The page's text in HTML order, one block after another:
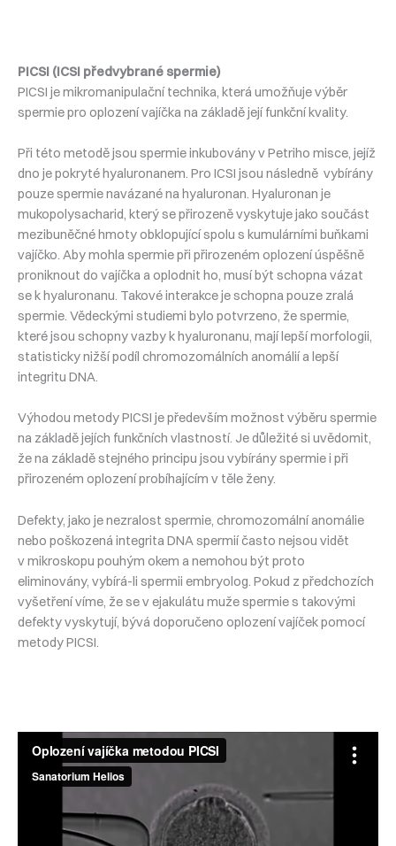
PICSI (ICSI předvybrané spermie)
PICSI je mikromanipulační technika, která umožňuje výběr
spermie pro oplození vajíčka na základě její funkční kvality.
Při této metodě jsou spermie inkubovány v Petriho misce, jejíž
dno je pokryté hyaluronanem. Pro ICSI jsou následně vybírány
pouze spermie navázané na hyaluronan. Hyaluronan je
mukopolysacharid, který se přirozeně vyskytuje jako součást
mezibuněčné hmoty obklopující spolu s kumulárními buňkami
vajíčko. Aby mohla spermie při přirozeném oplození úspěšně
proniknout do vajíčka a oplodnit ho, musí být schopna vázat
se k hyaluronanu. Takové interakce je schopna pouze zralá
spermie. Vědeckými studiemi bylo potvrzeno, že spermie,
které jsou schopny vazby k hyaluronanu, mají lepší morfologii,
statisticky nižší podíl chromozomálních anomálií a lepší
integritu DNA.
Výhodou metody PICSI je především možnost výběru spermie
na základě jejích funkčních vlastností. Je důležité si uvědomit,
že na základě stejného principu jsou vybírány spermie i při
přirozeném oplození probíhajícím v těle ženy.
Defekty, jako je nezralost spermie, chromozomální anomálie
nebo poškozená integrita DNA spermií často nejsou vidět
v mikroskopu pouhým okem a nemohou být proto
eliminovány, vybírá-li spermii embryolog. Pokud z předchozích
vyšetření víme, že se v ejakulátu muže spermie s takovými
defekty vyskytují, bývá doporučeno oplození vajíček pomocí
metody PICSI.